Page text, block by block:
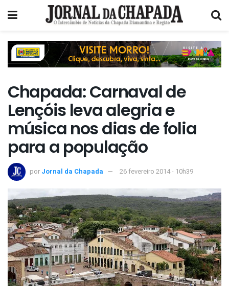
Chapada: Carnaval de
Lençóis leva alegria e
música nos dias de folia
para a população
por Jornal da Chapada 26 fevereiro 2014 - 10h39